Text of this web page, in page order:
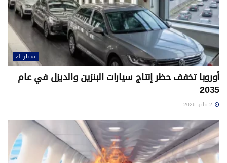
سيارتك
أوروبا تخفف حظر إنتاج سيارات البنزين والديزل في عام
2035